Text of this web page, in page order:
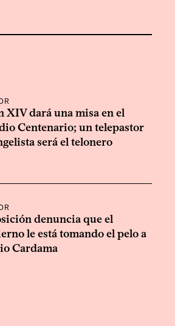
XIV dará una misa en el
Centenario; un telepastor
será el telonero
denuncia que el
le está tomando el pelo a
Cardama